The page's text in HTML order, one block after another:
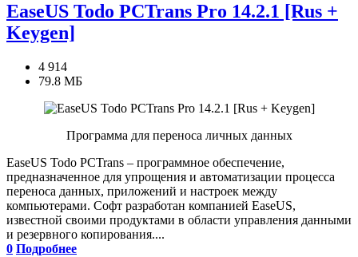
EaseUS Todo PCTrans Pro 14.2.1 [Rus +
Keygen]
4 914
79.8 МБ
Программа для переноса личных данных
EaseUS Todo PCTrans – программное обеспечение,
предназначенное для упрощения и автоматизации процесса
переноса данных, приложений и настроек между
компьютерами. Софт разработан компанией EaseUS,
известной своими продуктами в области управления данными
и резервного копирования....
0 Подробнее